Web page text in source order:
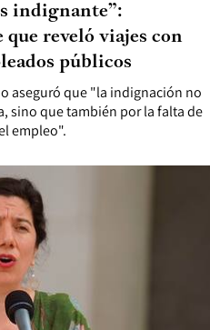
aseguró que "la indignación no
sino que también por la falta de
empleo".
indignante”:
reveló viajes con
públicos